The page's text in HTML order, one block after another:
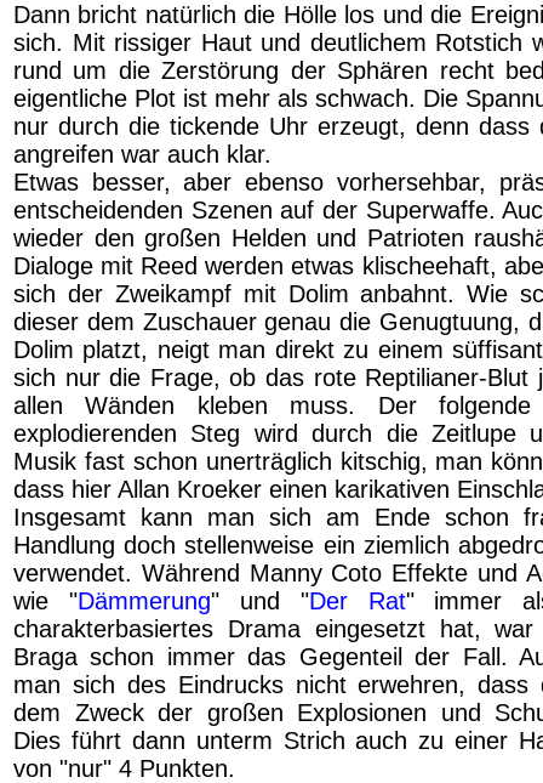
Dann bricht natürlich die Hölle los und die
sich. Mit rissiger Haut und deutlichem Rotstich
rund um die Zerstörung der Sphären recht
eigentliche Plot ist mehr als schwach. Die
nur durch die tickende Uhr erzeugt, denn dass
angreifen war auch klar.
Etwas besser, aber ebenso vorhersehbar,
entscheidenden Szenen auf der Superwaffe.
wieder den großen Helden und Patrioten
Dialoge mit Reed werden etwas klischeehaft,
sich der Zweikampf mit Dolim anbahnt. Wie
dieser dem Zuschauer genau die Genugtuung,
Dolim platzt, neigt man direkt zu einem
sich nur die Frage, ob das rote Reptilianer-Blut
allen Wänden kleben muss. Der
explodierenden Steg wird durch die Zeitlupe
Musik fast schon unerträglich kitschig, man
dass hier Allan Kroeker einen karikativen
Insgesamt kann man sich am Ende schon
Handlung doch stellenweise ein ziemlich
verwendet. Während Manny Coto Effekte und
wie "Dämmerung" und "Der Rat" immer
charakterbasiertes Drama eingesetzt hat,
Braga schon immer das Gegenteil der Fall.
man sich des Eindrucks nicht erwehren, dass
dem Zweck der großen Explosionen und
Dies führt dann unterm Strich auch zu einer
von "nur" 4 Punkten.